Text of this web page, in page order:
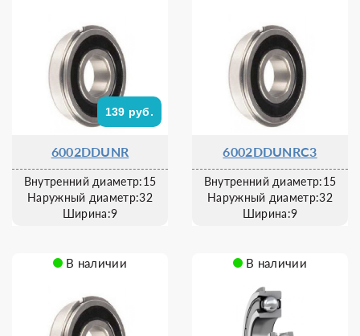
139 руб.
6002DDUNR
Внутренний диаметр:15
Наружный диаметр:32
Ширина:9
6002DDUNRC3
Внутренний диаметр:15
Наружный диаметр:32
Ширина:9
В наличии В наличии